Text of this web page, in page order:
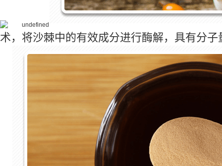
术，将沙棘中的有效成分进行酶解，具有分子